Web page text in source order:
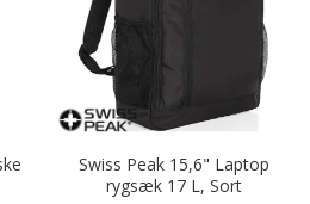
Swiss Peak 15,6" Laptop
rygsæk 17 L, Sort